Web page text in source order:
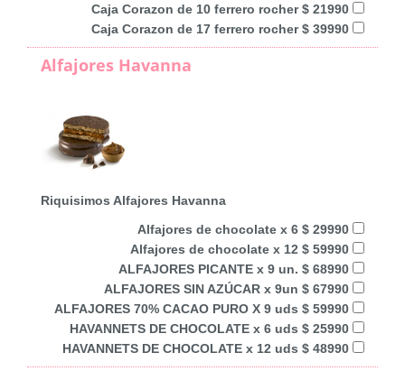
Caja Corazon de 10 ferrero rocher $ 21990
Caja Corazon de 17 ferrero rocher $ 39990
Alfajores Havanna
Riquisimos Alfajores Havanna
Alfajores de chocolate x 6 $ 29990
Alfajores de chocolate x 12 $ 59990
ALFAJORES PICANTE x 9 un. $ 68990
ALFAJORES SIN AZÚCAR x 9un $ 67990
ALFAJORES 70% CACAO PURO X 9 uds $ 59990
HAVANNETS DE CHOCOLATE x 6 uds $ 25990
HAVANNETS DE CHOCOLATE x 12 uds $ 48990